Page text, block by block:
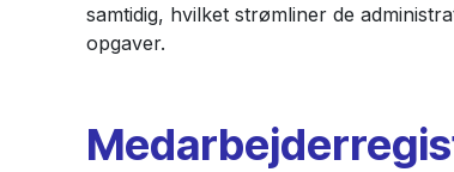
samtidig, hvilket strømliner de
opgaver.